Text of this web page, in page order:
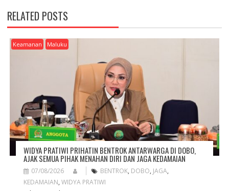
A
V
I
G
A
RELATED POSTS
Keamanan Maluku
WIDYA PRATIWI PRIHATIN BENTROK ANTARWARGA DI DOBO,
AJAK SEMUA PIHAK MENAHAN DIRI DAN JAGA KEDAMAIAN
07/08/2026 BENTROK, DOBO, JAGA,
KEDAMAIAN, WIDYA PRATIWI